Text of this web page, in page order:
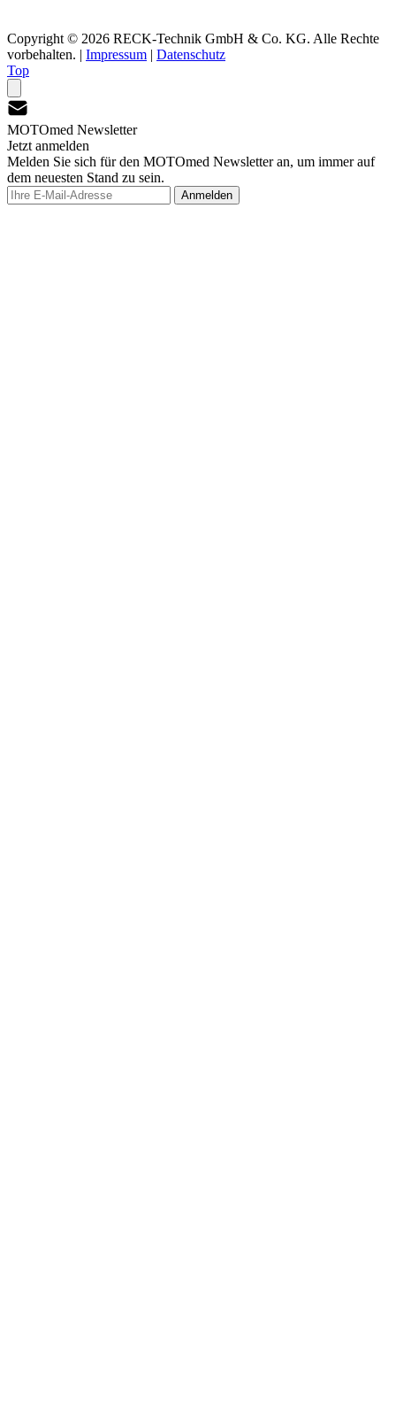
Copyright © 2026 RECK-Technik GmbH & Co. KG. Alle Rechte
vorbehalten. | Impressum | Datenschutz
Top
MOTOmed Newsletter
Jetzt anmelden
Melden Sie sich für den MOTOmed Newsletter an, um immer auf
dem neuesten Stand zu sein.
Anmelden